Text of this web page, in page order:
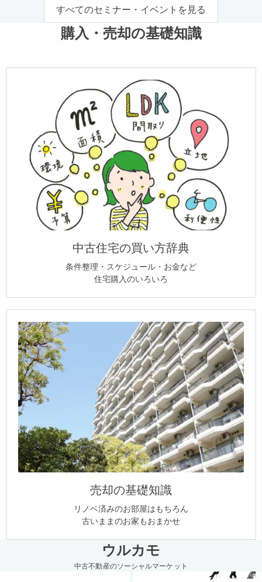
すべてのセミナー・イベントを見る
購入・売却の基礎知識
中古住宅の買い方辞典
条件整理・スケジュール・お金など
住宅購入のいろいろ
売却の基礎知識
リノベ済みのお部屋はもちろん
古いままのお家もおまかせ
ウルカモ
中古不動産のソーシャルマーケット